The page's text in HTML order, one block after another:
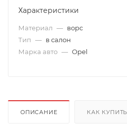
Характеристики
Материал — ворс
Тип — в салон
Марка авто — Opel
ОПИСАНИЕ КАК КУПИТЬ